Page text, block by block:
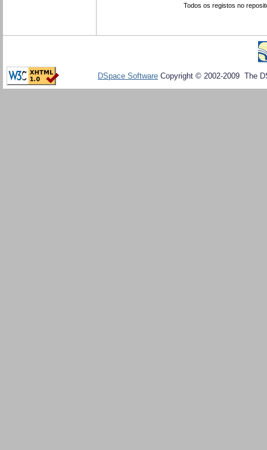
Todos os registos no
DSpace Software Copyright © 2002-2009 The